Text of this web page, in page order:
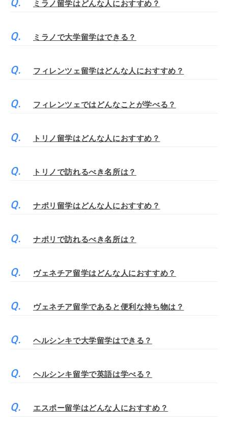
ミラノ留学はどんな人におすすめ？
ミラノで大学留学はできる？
フィレンツェ留学はどんな人におすすめ？
フィレンツェではどんなことが学べる？
トリノ留学はどんな人におすすめ？
トリノで訪れるべき名所は？
ナポリ留学はどんな人におすすめ？
ナポリで訪れるべき名所は？
ヴェネチア留学はどんな人におすすめ？
ヴェネチア留学であると便利な持ち物は？
ヘルシンキで大学留学はできる？
ヘルシンキ留学で英語は学べる？
エスポー留学はどんな人におすすめ？